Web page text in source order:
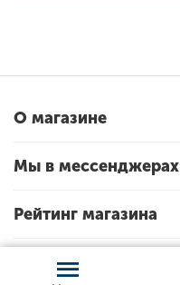
О магазине
Мы в мессенджерах
Рейтинг магазина